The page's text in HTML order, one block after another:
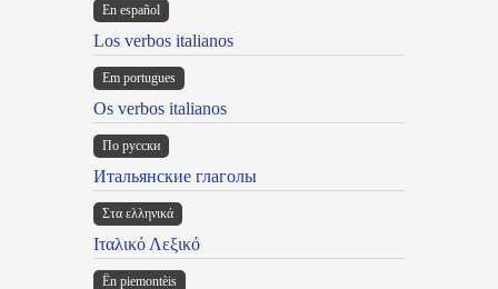
En español
Los verbos italianos
Em portugues
Os verbos italianos
По русски
Итальянские глаголы
Στα ελληνικά
Ιταλικό Λεξικό
Ën piemontèis